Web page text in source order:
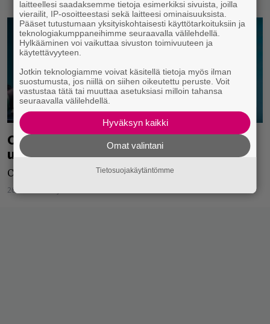
Cardi B julkaisi musiikkivideon
uusimmalle kappaleen Press
Cardi don't need more press
26.06.2019
laitteellesi saadaksemme tietoja esimerkiksi sivuista, joilla
vierailit, IP-osoitteestasi sekä laitteesi ominaisuuksista.
Pääset tutustumaan yksityiskohtaisesti käyttötarkoituksiin ja
teknologiakumppaneihimme seuraavalla välilehdellä.
Hylkääminen voi vaikuttaa sivuston toimivuuteen ja
käytettävyyteen.
Jotkin teknologiamme voivat käsitellä tietoja myös ilman
suostumusta, jos niillä on siihen oikeutettu peruste. Voit
vastustaa tätä tai muuttaa asetuksiasi milloin tahansa
seuraavalla välilehdellä.
Hyväksyn kaikki
Omat valintani
Tietosuojakäytäntömme